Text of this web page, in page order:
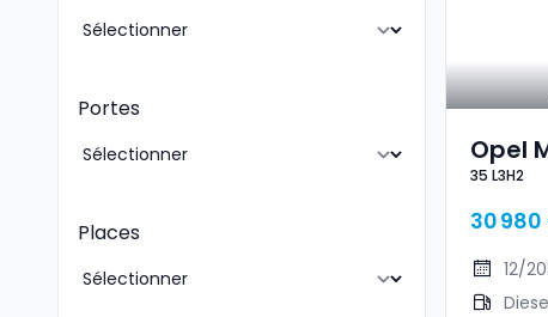
Portes
Places
Opel
35 L3H2
30
12/